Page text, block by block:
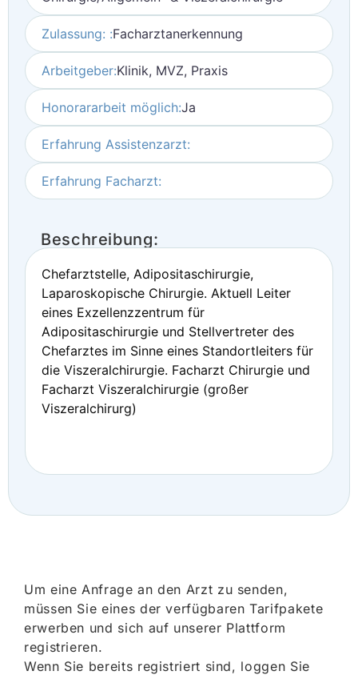
Zulassung: :Facharztanerkennung
Arbeitgeber:Klinik, MVZ, Praxis
Honorararbeit möglich:Ja
Erfahrung Assistenzarzt:
Erfahrung Facharzt:
Beschreibung:
Chefarztstelle, Adipositaschirurgie,
Laparoskopische Chirurgie. Aktuell Leiter
eines Exzellenzzentrum für
Adipositaschirurgie und Stellvertreter des
Chefarztes im Sinne eines Standortleiters für
die Viszeralchirurgie. Facharzt Chirurgie und
Facharzt Viszeralchirurgie (großer
Viszeralchirurg)
Um eine Anfrage an den Arzt zu senden,
müssen Sie eines der verfügbaren Tarifpakete
erwerben und sich auf unserer Plattform
registrieren.
Wenn Sie bereits registriert sind, loggen Sie